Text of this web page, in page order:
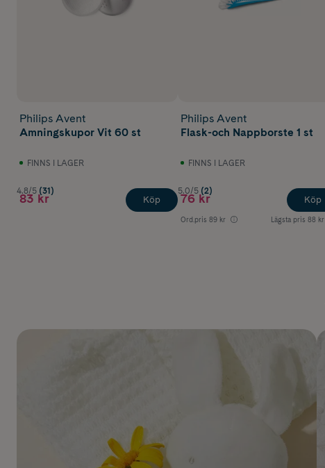
Philips Avent
Amningskupor Vit 60 st
FINNS I LAGER
4.8/5 (31)
83 kr Köp
Philips Avent
Flask-och Nappborste 1 st
FINNS I LAGER
5.0/5 (2)
76 kr
Ord.pris 89 kr Lägsta pris 88 kr
Köp